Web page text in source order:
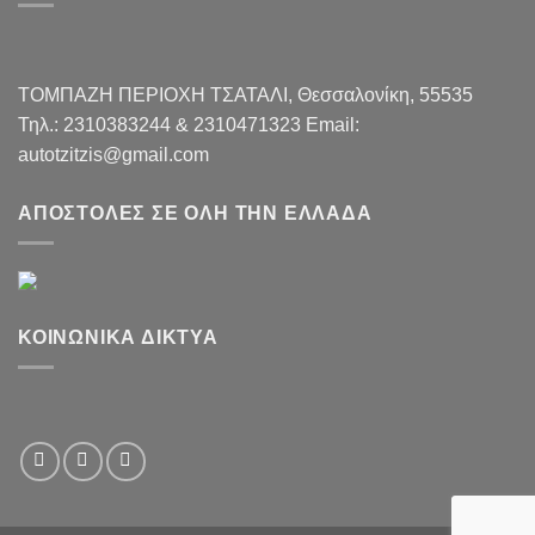
ΤΟΜΠΑΖΗ ΠΕΡΙΟΧΗ ΤΣΑΤΑΛI, Θεσσαλονίκη, 55535
Τηλ.: 2310383244 & 2310471323 Email:
autotzitzis@gmail.com
ΑΠΟΣΤΟΛΈΣ ΣΕ ΌΛΗ ΤΗΝ ΕΛΛΆΔΑ
ΚΟΙΝΩΝΙΚΆ ΔΊΚΤΥΑ